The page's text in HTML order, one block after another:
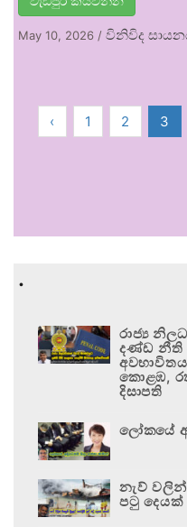
May 10, 2026 / විනිවිද
‹ 1 2 3
.
රාජ්‍ය
දණ්ඩ නීති
කොළඹ,
දිසාපති
ලෝකයේ
නැව්
පටු